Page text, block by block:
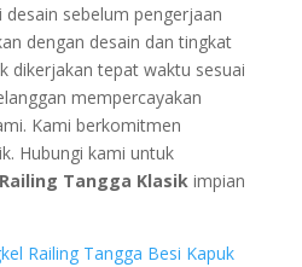
sebelum pengerjaan
dengan desain dan tingkat
dikerjakan tepat waktu sesuai
mempercayakan
Kami berkomitmen
Hubungi kami untuk
Tangga Klasikimpian
Railing Tangga Besi Kapuk